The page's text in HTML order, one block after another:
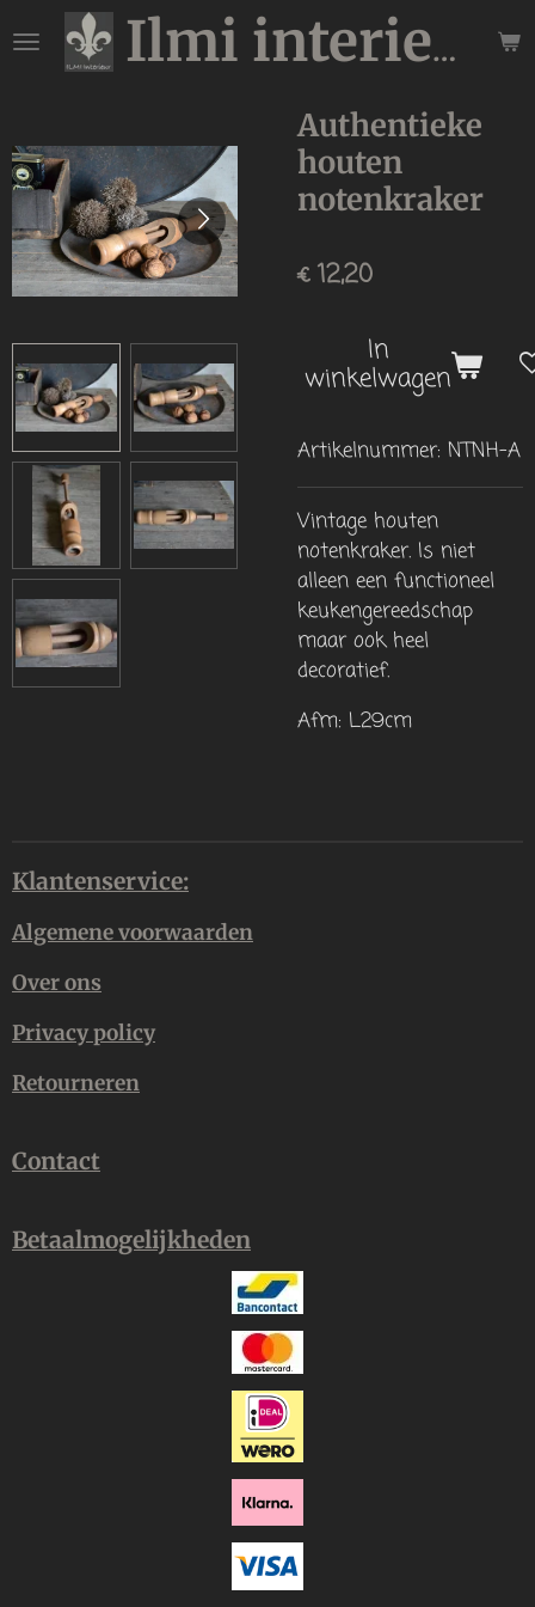
direct
hoofdinhoud
Ilmi interieur
Authentieke
houten
notenkraker
€ 12,20
In
winkelwagen
Artikelnummer: NTNH-A
Vintage houten
notenkraker. Is niet
alleen een functioneel
keukengereedschap
maar ook heel
decoratief.
Afm: L29cm
Klantenservice:
Algemene voorwaarden
Over ons
Privacy policy
Retourneren
Contact
Betaalmogelijkheden